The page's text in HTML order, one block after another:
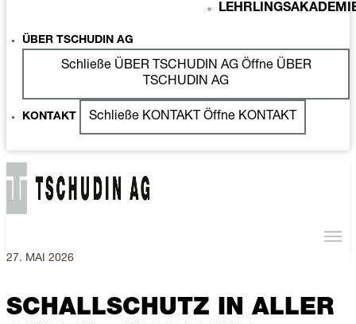
ÜBER TSCHUDIN AG
Schließe ÜBER TSCHUDIN AG Öffne ÜBER
TSCHUDIN AG
KONTAKT Schließe KONTAKT Öffne KONTAKT
27. MAI 2026
SCHALLSCHUTZ IN ALLER